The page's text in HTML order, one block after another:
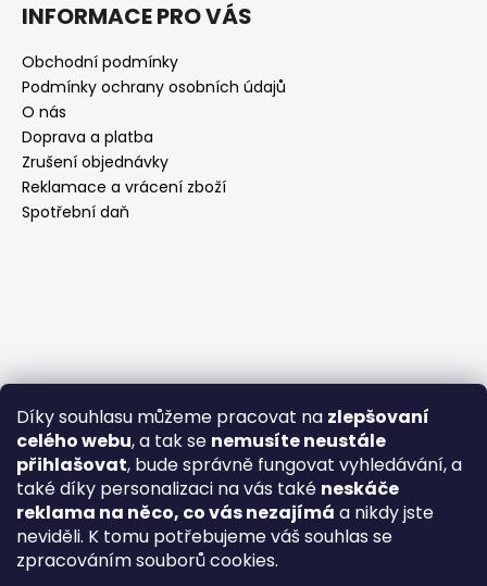
Díky souhlasu můžeme pracovat na zlepšovaní
celého webu, a tak se nemusíte neustále
přihlašovat, bude správně fungovat vyhledávání, a
také díky personalizaci na vás také neskáče
reklama na něco, co vás nezajímá a nikdy jste
neviděli. K tomu potřebujeme váš souhlas se
zpracováním souborů cookies.
INFORMACE PRO VÁS
Obchodní podmínky
Podmínky ochrany osobních údajů
O nás
Doprava a platba
Zrušení objednávky
Reklamace a vrácení zboží
Spotřební daň